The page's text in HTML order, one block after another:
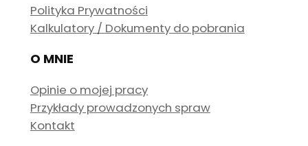
Polityka Prywatności
Kalkulatory / Dokumenty do pobrania
O MNIE
Opinie o mojej pracy
Przykłady prowadzonych spraw
Kontakt